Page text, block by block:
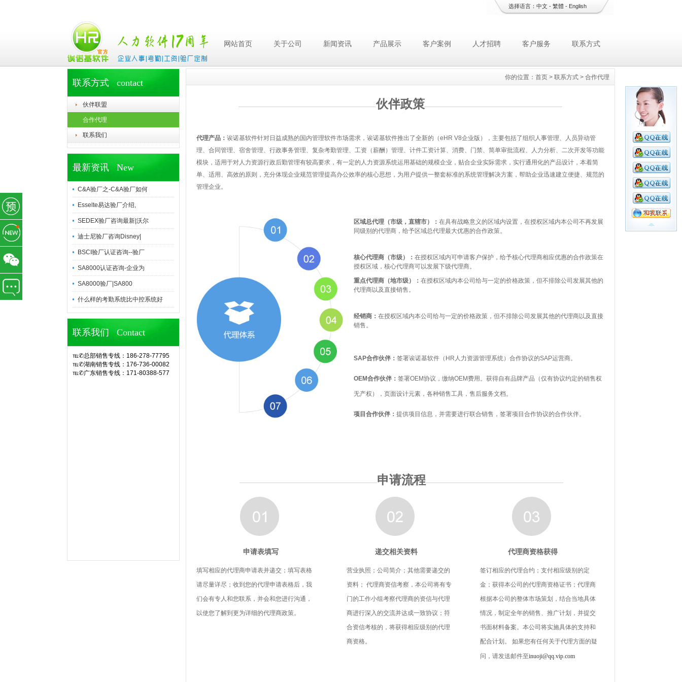
选择语言： 中文- 繁體- English
网站首页 关于公司 新闻资讯 产品展示 客户案例 人才招聘 客户服务 联系方式
联系方式 contact
伙伴联盟
合作代理
联系我们
最新资讯 New
C&A验厂之-C&A验厂如何
Esselte易达验厂介绍,
SEDEX验厂咨询最新|沃尔
迪士尼验厂咨询Disney|
BSCI验厂认证咨询--验厂
SA8000认证咨询-企业为
SA8000验厂|SA800
什么样的考勤系统比中控系统好
联系我们 Contact
℡✆总部销售专线：186-278-77795
℡✆湖南销售专线：176-736-00082
℡✆广东销售专线：171-80388-577
你的位置： 首页 > 联系方式 > 合作代理
伙伴政策
代理产品： 诶诺基软件针对日益成熟的国内管理软件市场需求，诶诺基软件推出了全新的（eHR V8企业版），主要包括了组织人事管理、人员异动管
理、合同管理、宿舍管理、行政事务管理、复杂考勤管理、工资（薪酬）管理、计件工资计算、消费、门禁、简单审批流程、人力分析、二次开发等功能
模块，适用于对人力资源行政后勤管理有较高要求，有一定的人力资源系统运用基础的规模企业，贴合企业实际需求，实行通用化的产品设计，本着简
单、适用、高效的原则，充分体现企业规范管理提高办公效率的核心思想，为用户提供一整套标准的系统管理解决方案，帮助企业迅速建立便捷、规范的
管理企业。
区域总代理（市级，直辖市）： 在具有战略意义的区域内设置，在授权区域内本公司不再发展
同级别的代理商，给予区域总代理最大优惠的合作政策。
核心代理商（市级）： 在授权区域内可申请客户保护，给予核心代理商相应优惠的合作政策在
授权区域，核心代理商可以发展下级代理商。
重点代理商（地市级）： 在授权区域内本公司给与一定的价格政策，但不排除公司发展其他的
代理商以及直接销售。
经销商： 在授权区域内本公司给与一定的价格政策，但不排除公司发展其他的代理商以及直接
销售。
SAP合作伙伴： 签署诶诺基软件（ HR人力资源管理系统） 合作协议的SAP运营商。
OEM合作伙伴： 签署OEM协议，缴纳OEM费用。获得自有品牌产品（仅有协议约定的销售权
无产权），页面设计元素，各种销售工具，售后服务文档。
项目合作伙伴： 提供项目信息，并需要进行联合销售，签署项目合作协议的合作伙伴。
申请流程
申请表填写 递交相关资料 代理商资格获得
填写相应的代理商申请表并递交；填写表格
请尽量详尽；收到您的代理申请表格后，我
们会有专人和您联系，并会和您进行沟通，
以使您了解到更为详细的代理商政策。
营业执照；公司简介；其他需要递交的
资料； 代理商资信考察，本公司将有专
门的工作小组考察代理商的资信与代理
商进行深入的交流并达成一致协议；符
合资信考核的，将获得相应级别的代理
商资格。
签订相应的代理合约；支付相应级别的定
金；获得本公司的代理商资格证书；代理商
根据本公司的整体市场策划，结合当地具体
情况，制定全年的销售、推广计划，并提交
书面材料备案。本公司将实施具体的支持和
配合计划。 如果您有任何关于代理方面的疑
问，请发送邮件至inuoji@qq.vip.com